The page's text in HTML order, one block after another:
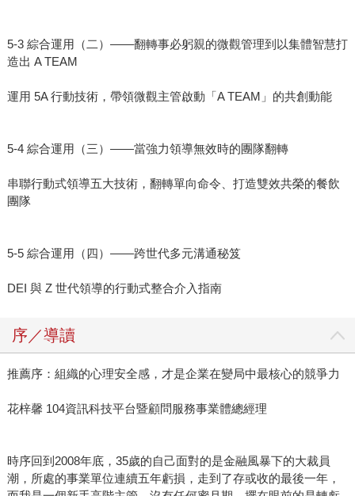
5-3 綜合運用（二）——翻轉事必躬親的微觀管理到以集體智慧打
造出 A TEAM
運用 5A 行動技術，帶領微觀主管啟動「A TEAM」的共創動能
5-4 綜合運用（三）——當強力領導無效時的團隊翻轉
串聯行動式領導五大技術，翻轉單向命令、打造雙效共榮的餐飲
團隊
5-5 綜合運用（四）——跨世代多元溝通秘笈
DEI 與 Z 世代領導的行動式整合介入指南
序／導讀
推薦序：組織的心理安全感，才是企業在變局中最核心的競爭力
花梓馨 104資訊科技平台暨顧問服務事業體總經理
時序回到2008年底，35歲的自己面對的是金融風暴下的大裁員
潮，所處的事業單位連續五年虧損，走到了存或收的最後一年，